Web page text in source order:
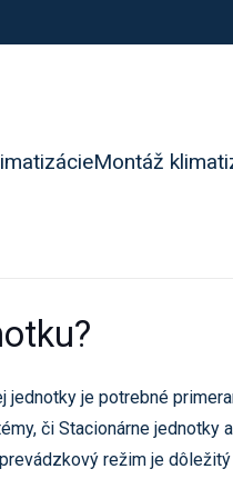
Montáž
jednotky je potrebné
či Stacionárne jednotky
režim je